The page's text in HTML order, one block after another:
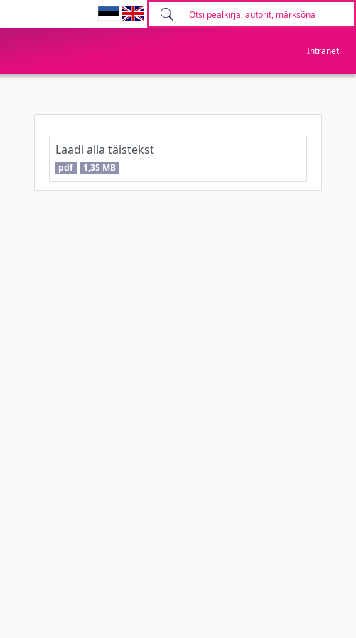
Intranet
Laadi alla täistekst
pdf 1,35 MB